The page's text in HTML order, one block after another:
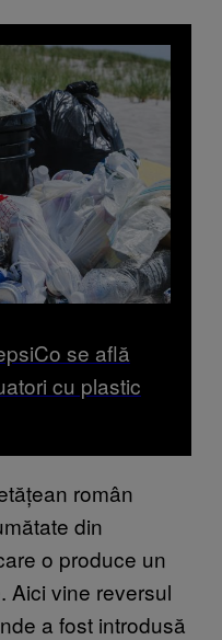
se află
cu plastic
român
din
o produce un
Aici vine reversul
a fost introdusă